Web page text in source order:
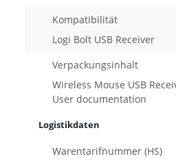
Kompatibilität
Logi Bolt USB Receiver
Verpackungsinhalt
Wireless Mouse USB
User documentation
Logistikdaten
Warentarifnummer (HS)